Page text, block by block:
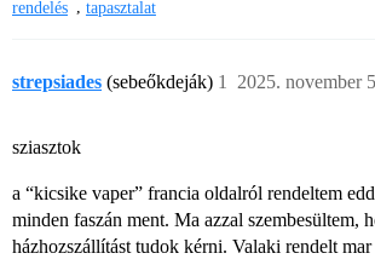
rendelés , tapasztalat
strepsiades (sebeőkdeják) 2025. november
1
sziasztok
a “kicsike vaper” francia oldalról rendeltem
minden faszán ment. Ma azzal szembesültem,
házhozszállítást tudok kérni. Valaki rendelt